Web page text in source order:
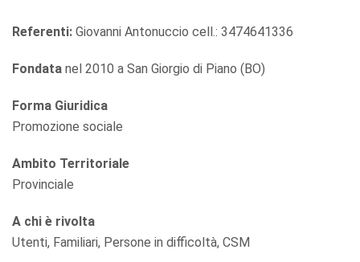
Referenti: Giovanni Antonuccio cell.: 3474641336
Fondata nel 2010 a San Giorgio di Piano (BO)
Forma Giuridica
Promozione sociale
Ambito Territoriale
Provinciale
A chi è rivolta
Utenti, Familiari, Persone in difficoltà, CSM